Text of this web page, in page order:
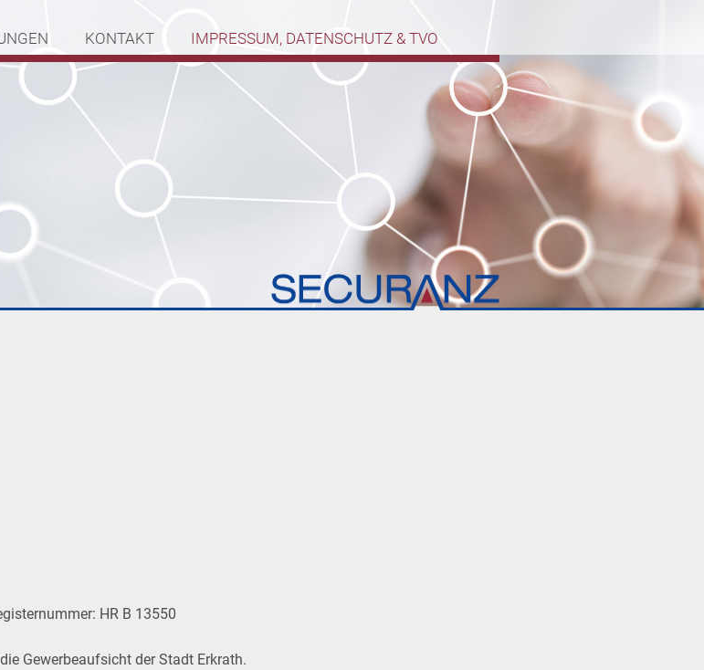
KONTAKT IMPRESSUM, DATENSCHUTZ & TVO
HR B 13550
Gewerbeaufsicht der Stadt Erkrath.